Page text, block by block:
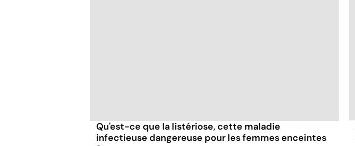
Qu'est-ce que la listériose, cette maladie
infectieuse dangereuse pour les femmes enceintes